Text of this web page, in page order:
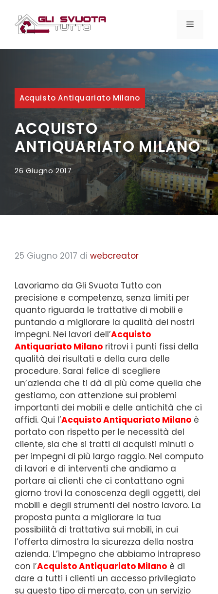
contenuto
MENU
Acquisto Antiquariato Milano
ACQUISTO
ANTIQUARIATO MILANO
26 Giugno 2017
25 Giugno 2017 di webcreator
Lavoriamo da Gli Svuota Tutto con
precisione e competenza, senza limiti per
quanto riguarda le trattative di mobili e
puntando a migliorare la qualità dei nostri
impegni. Nei lavori dell’Acquisto
Antiquariato Milano ritrovi i punti fissi della
qualità dei risultati e della cura delle
procedure. Sarai felice di scegliere
un’azienda che ti dà di più come quella che
gestiamo, con attenzione sui problemi
importanti dei mobili e delle antichità che ci
affidi. Qui l’Acquisto Antiquariato Milano è
portato con rispetto per le necessità del
cliente, sia che si tratti di acquisti minuti o
per impegni di più largo raggio. Nel computo
di lavori e di interventi che andiamo a
portare ai clienti che ci contattano ogni
giorno trovi la conoscenza degli oggetti, dei
mobili e degli strumenti del nostro lavoro. La
proposta punta a migliorare la tua
possibilità di trattativa sui mobili, in cui
l’offerta dimostra la sicurezza della nostra
azienda. L’impegno che abbiamo intrapreso
con l’Acquisto Antiquariato Milano è di
dare a tutti i clienti un accesso privilegiato
su questo tipo di mercato, con un servizio